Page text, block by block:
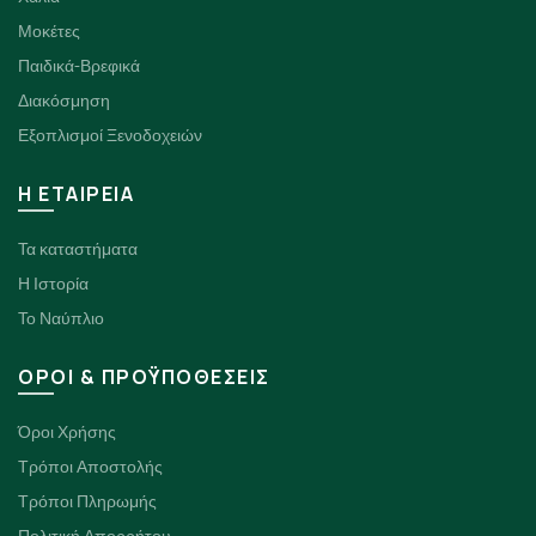
Μοκέτες
Παιδικά-Βρεφικά
Διακόσμηση
Εξοπλισμοί Ξενοδοχειών
H ΕΤΑΙΡΕΙΑ
Τα καταστήματα
Η Ιστορία
Το Ναύπλιο
ΟΡΟΙ & ΠΡΟΫΠΟΘΕΣΕΙΣ
Όροι Χρήσης
Τρόποι Αποστολής
Τρόποι Πληρωμής